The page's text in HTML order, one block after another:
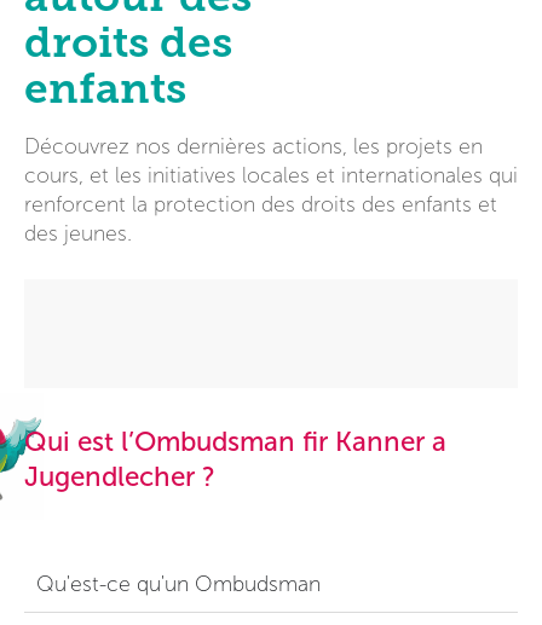
droits des
enfants
Découvrez nos dernières actions, les projets en
cours, et les initiatives locales et internationales qui
renforcent la protection des droits des enfants et
des jeunes.
Qui est l’Ombudsman fir Kanner a
Jugendlecher ?
Qu'est-ce qu'un Ombudsman